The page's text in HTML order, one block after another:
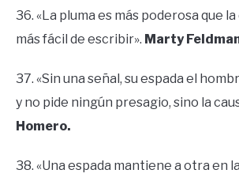
36. «La pluma es más poderosa que
más fácil de escribir». Marty
37. «Sin una señal, su espada el
y no pide ningún presagio, sino la
Homero.
38. «Una espada mantiene a otra en